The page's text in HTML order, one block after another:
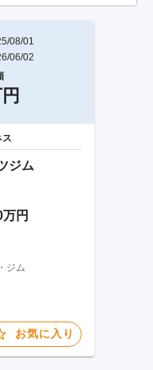
08/01
06/02
ジム
円
ジム
お気に入り